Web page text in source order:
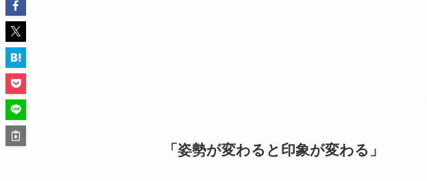
「姿勢が変わると印象が変わる」